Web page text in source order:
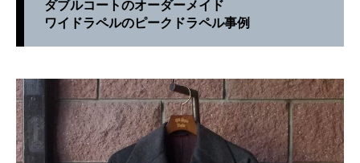
ダブルコートのオーダーメイド
ワイドラペルのピークドラペル事例